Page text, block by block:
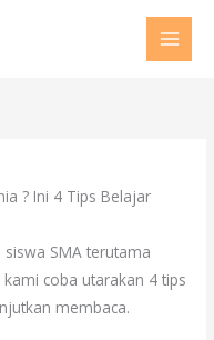
? Ini 4 Tips Belajar
SMA terutama
coba utarakan 4 tips
membaca.